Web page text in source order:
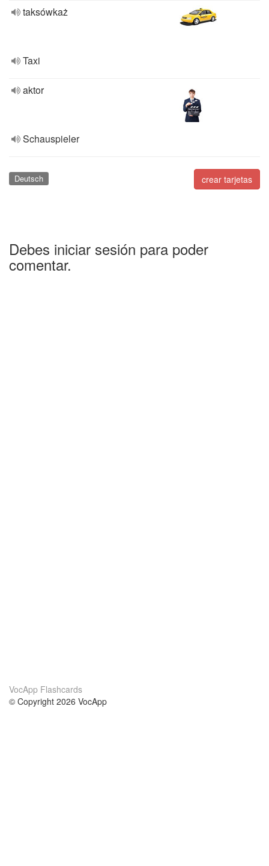
taksówkaż
Taxi
aktor
Schauspieler
crear tarjetas
Deutsch
Debes iniciar sesión para poder
comentar.
VocApp Flashcards
© Copyright 2026 VocApp